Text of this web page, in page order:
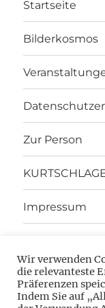
Startseite
Bilderkosmos
Zur Person
Impressum
INTRO
Wir verwenden
die relevanteste
Präferenzen
Indem Sie auf